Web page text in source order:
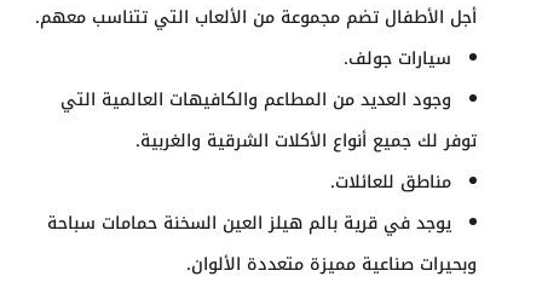
أجل الأطفال تضم مجموعة من الألعاب التي تتناسب معهم.
سيارات جولف.
وجود العديد من المطاعم والكافيهات العالمية التي
توفر لك جميع أنواع الأكلات الشرقية والغربية.
مناطق للعائلات.
يوجد في قرية بالم هيلز العين السخنة حمامات سباحة
وبحيرات صناعية مميزة متعددة الألوان.